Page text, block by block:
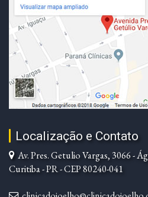
Localização e Contato
Av. Pres. Getulio Vargas, 3066 -
Curitiba - PR - CEP 80240-041